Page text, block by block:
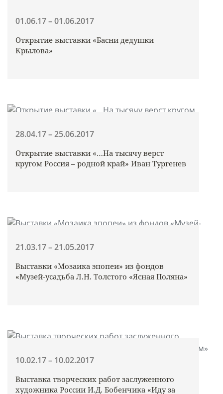
01.06.17 – 01.06.2017
Открытие выставки «Басни дедушки
Крылова»
28.04.17 – 25.06.2017
Открытие выставки «…На тысячу верст
кругом Россия – родной край» Иван Тургенев
21.03.17 – 21.05.2017
Выставки «Мозаика эпопеи» из фондов
«Музей-усадьба Л.Н. Толстого «Ясная Поляна»
10.02.17 – 10.02.2017
Выставка творческих работ заслуженного
художника России И.Д. Бобенчика «Иду за